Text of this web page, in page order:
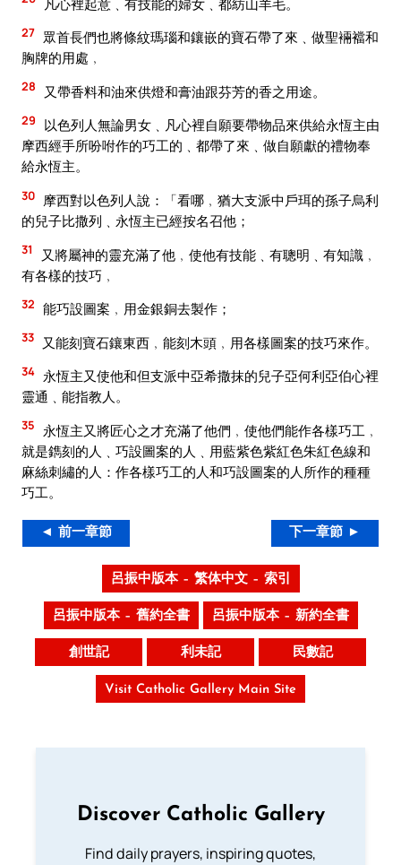
27 眾首長們也將條紋瑪瑙和鑲嵌的寶石帶了來﹑做聖裲襠和
胸牌的用處﹐
28 又帶香料和油來供燈和膏油跟芬芳的香之用途。
29
以色列人無論男女﹑凡心裡自願要帶物品來供給永恆主由
摩西經手所吩咐作的巧工的﹑都帶了來﹑做自願獻的禮物奉
給永恆主。
30 摩西對以色列人說：「看哪﹐猶大支派中戶珥的孫子烏利
的兒子比撒列﹑永恆主已經按名召他；
31
又將屬神的靈充滿了他﹐使他有技能﹑有聰明﹑有知識﹐
有各樣的技巧﹐
32 能巧設圖案﹐用金銀銅去製作；
33 又能刻寶石鑲東西﹐能刻木頭﹐用各樣圖案的技巧來作。
34 永恆主又使他和但支派中亞希撒抹的兒子亞何利亞伯心裡
靈通﹑能指教人。
35
永恆主又將匠心之才充滿了他們﹐使他們能作各樣巧工﹐
就是鐫刻的人﹑巧設圖案的人﹑用藍紫色紫紅色朱紅色線和
麻絲刺繡的人：作各樣巧工的人和巧設圖案的人所作的種種
巧工。
◄ 前一章節 下一章節 ►
呂振中版本 – 繁体中文 – 索引
呂振中版本 – 舊約全書 呂振中版本 – 新約全書
創世記 利未記 民數記
Visit Catholic Gallery Main Site
Discover Catholic Gallery
Find daily prayers, inspiring quotes,